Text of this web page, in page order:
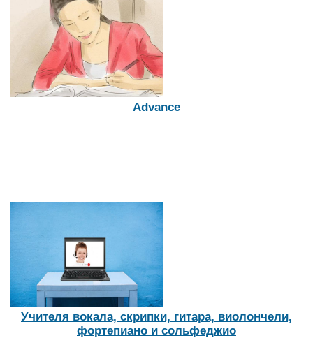
Advance
Учителя вокала, скрипки, гитара, виолончели,
фортепиано и сольфеджио